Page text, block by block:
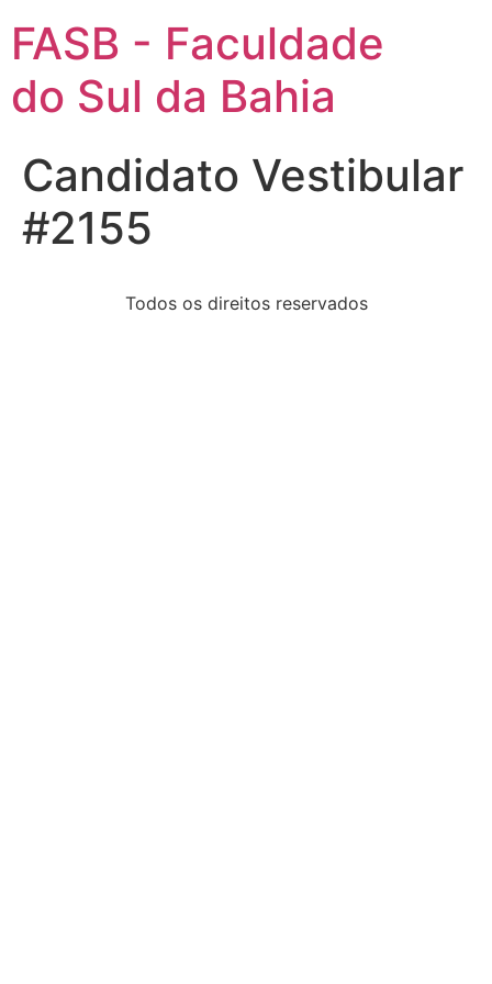
FASB - Faculdade
do Sul da Bahia
Candidato Vestibular
#2155
Todos os direitos reservados